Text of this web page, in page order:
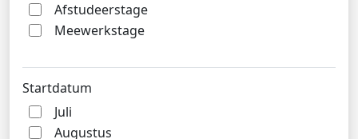
Afstudeerstage
Meewerkstage
Startdatum
Juli
Augustus